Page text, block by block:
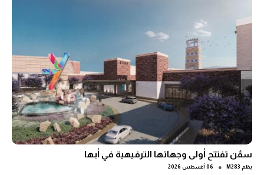
سڤن تفتتح أولى وجهاتها الترفيهية في أبها
بقلم M283
● 06 أغسطس 2026